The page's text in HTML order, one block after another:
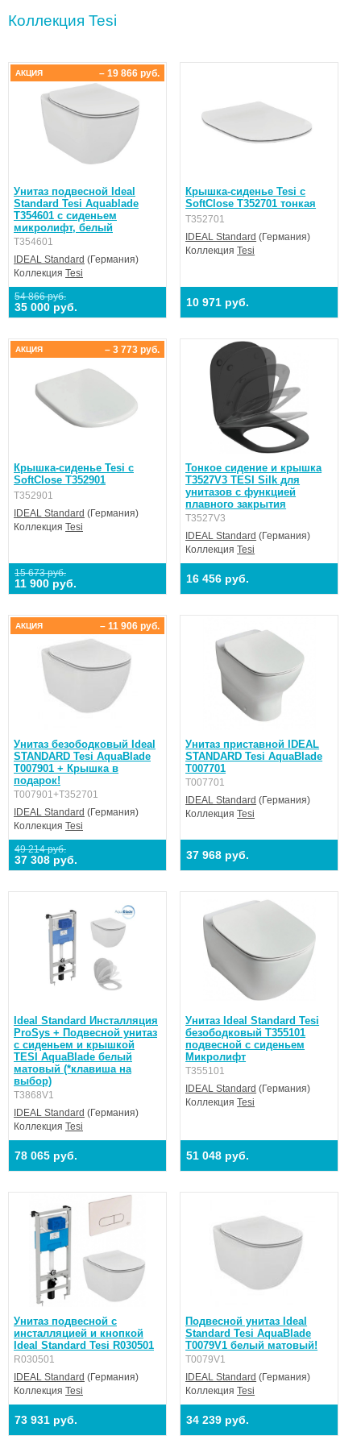
Коллекция Tesi
Унитаз подвесной Ideal
Standard Tesi Aquablade
T354601 с сиденьем
микролифт, белый
T354601
IDEAL Standard (Германия)
Коллекция Tesi
54 866 руб.
35 000 руб.
– 19 866 руб.
АКЦИЯ
Крышка-сиденье Tesi с
SoftClose T352701 тонкая
T352701
IDEAL Standard (Германия)
КоллекцияTesi
10 971 руб.
Крышка-сиденье Tesi с
SoftClose T352901
T352901
IDEAL Standard (Германия)
Коллекция Tesi
15 673 руб.
11 900 руб.
– 3 773 руб.
АКЦИЯ
Тонкое сидение и крышка
T3527V3 TESI Silk для
унитазов с функцией
плавного закрытия
T3527V3
IDEAL Standard (Германия)
КоллекцияTesi
16 456 руб.
Унитаз безободковый Ideal
STANDARD Tesi AquaBlade
T007901 + Крышка в
подарок!
T007901+T352701
IDEAL Standard (Германия)
Коллекция Tesi
49 214 руб.
37 308 руб.
– 11 906 руб.
АКЦИЯ
Унитаз приставной IDEAL
STANDARD Tesi AquaBlade
T007701
T007701
IDEAL Standard (Германия)
КоллекцияTesi
37 968 руб.
Ideal Standard Инсталляция
ProSys + Подвесной унитаз
с сиденьем и крышкой
TESI AquaBlade белый
матовый (*клавиша на
выбор)
T3868V1
IDEAL Standard (Германия)
Коллекция Tesi
78 065 руб.
Унитаз Ideal Standard Tesi
безободковый T355101
подвесной с сиденьем
Микролифт
T355101
IDEAL Standard (Германия)
КоллекцияTesi
51 048 руб.
Унитаз подвесной с
инсталляцией и кнопкой
Ideal Standard Tesi R030501
R030501
IDEAL Standard (Германия)
Коллекция Tesi
73 931 руб.
Подвесной унитаз Ideal
Standard Tesi AquaBlade
T0079V1 белый матовый!
T0079V1
IDEAL Standard (Германия)
КоллекцияTesi
34 239 руб.